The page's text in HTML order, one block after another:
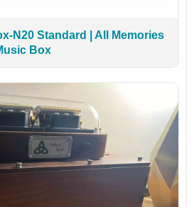
N20 Standard | All Memories
Box